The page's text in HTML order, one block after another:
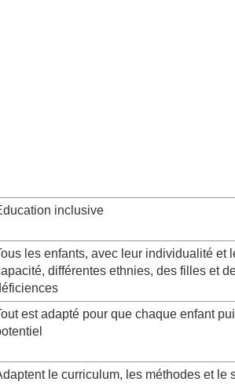
inclusive
les enfants, avec leur individualité et
différentes ethnies, des filles et
est adapté pour que chaque enfant
le curriculum, les méthodes et le